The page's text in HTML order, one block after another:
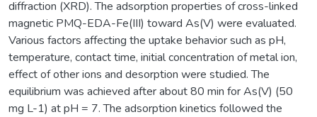
diffraction (XRD). The adsorption properties of cross-linked
magnetic PMQ-EDA-Fe(III) toward As(V) were evaluated.
Various factors affecting the uptake behavior such as pH,
temperature, contact time, initial concentration of metal ion,
effect of other ions and desorption were studied. The
equilibrium was achieved after about 80 min for As(V) (50
mg L-1) at pH = 7. The adsorption kinetics followed the